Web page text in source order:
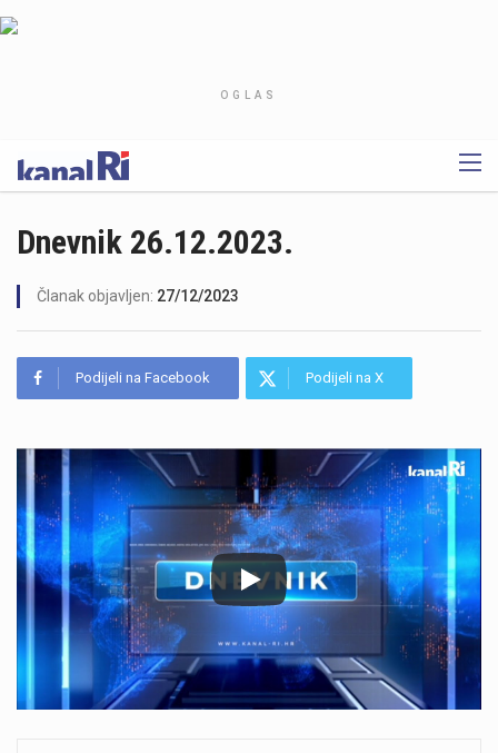
OGLAS
Dnevnik 26.12.2023.
Članak objavljen: 27/12/2023
Podijeli na Facebook Podijeli na X